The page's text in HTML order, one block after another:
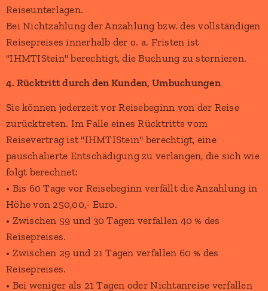
Reiseunterlagen.
Bei Nichtzahlung der Anzahlung bzw. des vollständigen
Reisepreises innerhalb der o. a. Fristen ist
"IHMTIStein" berechtigt, die Buchung zu stornieren.
4. Rücktritt durch den Kunden, Umbuchungen
Sie können jederzeit vor Reisebeginn von der Reise
zurücktreten. Im Falle eines Rücktritts vom
Reisevertrag ist "IHMTIStein" berechtigt, eine
pauschalierte Entschädigung zu verlangen, die sich wie
folgt berechnet:
• Bis 60 Tage vor Reisebeginn verfällt die Anzahlung in
Höhe von 250,00,- Euro.
• Zwischen 59 und 30 Tagen verfallen 40 % des
Reisepreises.
• Zwischen 29 und 21 Tagen verfallen 60 % des
Reisepreises.
• Bei weniger als 21 Tagen oder Nichtanreise verfallen